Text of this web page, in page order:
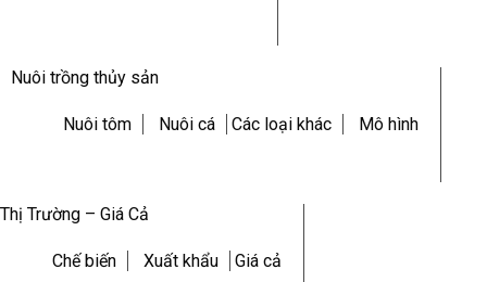
Nuôi trồng thủy sản
Nuôi tôm Nuôi cá Các loại khác Mô hình
Thị Trường – Giá Cả
Chế biến Xuất khẩu Giá cả